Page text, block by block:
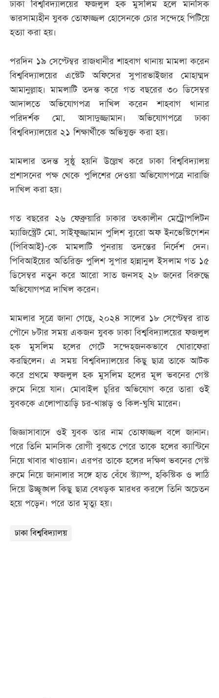
ঢাকা বিশ্ববিদ্যালয়ের ফজলুল হক মুসলিম হলে মানসিক
ভারসাম্যহীন যুবক তোফাজ্জল হোসেনকে চোর সন্দেহে পিটিয়ে
হত্যা করা হয়।
পরদিন ১৯ সেপ্টেম্বর রাজধানীর শাহবাগ থানায় মামলা করেন
বিশ্ববিদ্যালয়ের এস্টেট অফিসের সুপারভাইজার মোহাম্মদ
আমানুল্লাহ। মামলাটি তদন্ত করে গত বছরের ৩০ ডিসেম্বর
আদালতে অভিযোগপত্র দাখিল করেন শাহবাগ থানার
পরিদর্শক মো. আসাদুজ্জামান। অভিযোগপত্রে ঢাকা
বিশ্ববিদ্যালয়ের ২১ শিক্ষার্থীকে অভিযুক্ত করা হয়।
মামলার তদন্ত সুষ্ঠু হয়নি উল্লেখ করে ঢাকা বিশ্ববিদ্যালয়
প্রশাসনের পক্ষ থেকে পুলিশের দেওয়া অভিযোগপত্রে নারাজি
দাখিল করা হয়।
গত বছরের ২৬ ফেব্রুয়ারি ঢাকার তৎকালীন মেট্রোপলিটন
ম্যাজিস্ট্রেট মো. সাইফুজ্জামান পুলিশ ব্যুরো অফ ইনভেস্টিগেশন
(পিবিআই)-কে মামলাটি পুনরায় তদন্তের নির্দেশ দেন।
পিবিআইয়ের অতিরিক্ত পুলিশ সুপার হান্নানুল ইসলাম গত ১৫
ডিসেম্বর নতুন করে আরো সাত জনসহ ২৮ জনের বিরুদ্ধে
অভিযোগপত্র দাখিল করেন।
মামলার সূত্রে জানা গেছে, ২০২৪ সালের ১৮ সেপ্টেম্বর রাত
পৌনে ৮টার সময় একজন যুবক ঢাকা বিশ্ববিদ্যালয়ের ফজলুল
হক মুসলিম হলের গেটে সন্দেহজনকভাবে ঘোরাফেরা
করছিলেন। এ সময় বিশ্ববিদ্যালয়ের কিছু ছাত্র তাকে আটক
করে প্রথমে ফজলুল হক মুসলিম হলের মূল ভবনের গেস্ট
রুমে নিয়ে যান। মোবাইল চুরির অভিযোগ করে তারা ওই
যুবককে এলোপাতাড়ি চর-থাপ্পড় ও কিল-ঘুষি মারেন।
জিজ্ঞাসাবাদে ওই যুবক তার নাম তোফাজ্জল বলে জানান।
পরে তিনি মানসিক রোগী বুঝতে পেরে তাকে হলের ক্যান্টিনে
নিয়ে খাবার খাওয়ান। এরপর তাকে হলের দক্ষিণ ভবনের গেস্ট
রুমে নিয়ে জানালার সঙ্গে হাত বেঁধে স্ট্যাম্প, হকিস্টিক ও লাঠি
দিয়ে উচ্ছৃঙ্খল কিছু ছাত্র বেধড়ক মারধর করলে তিনি অচেতন
হয়ে পড়েন। পরে তার মৃত্যু হয়।
ঢাকা বিশ্ববিদ্যালয়